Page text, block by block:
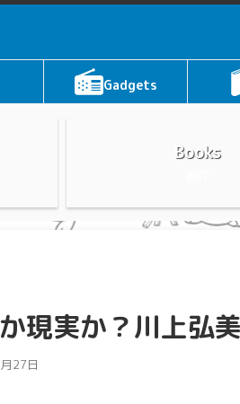
Gadgets
Books
か現実か？川上弘
27日